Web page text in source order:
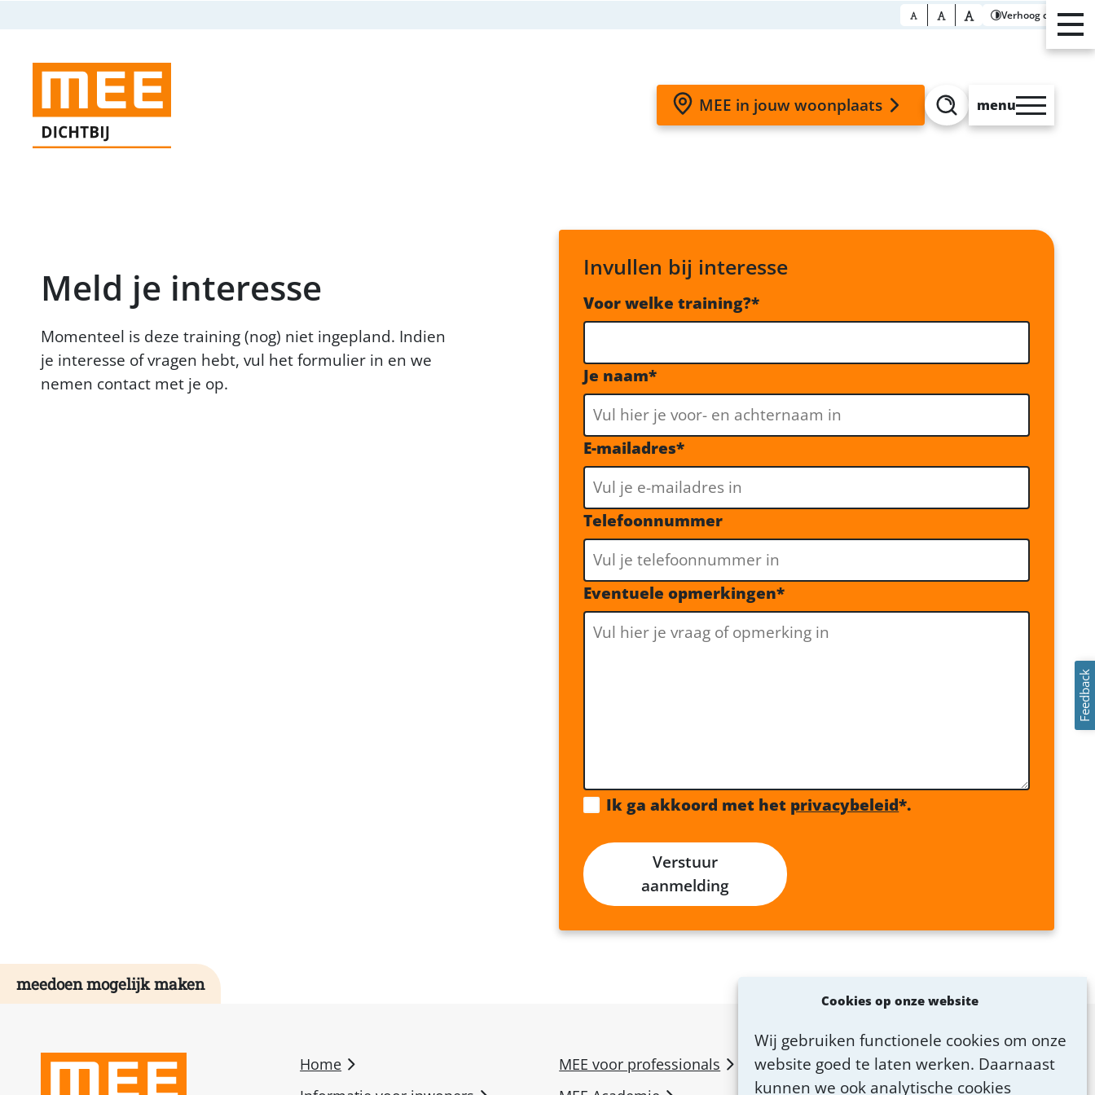
Cookies op onze website
Wij gebruiken functionele cookies om onze
website goed te laten werken. Daarnaast
kunnen we ook analytische cookies
Feedback
Verhoog contrast
MEE in jouw woonplaats Zoeken
menu
Meld je interesse
Momenteel is deze training (nog) niet ingepland. Indien
je interesse of vragen hebt, vul het formulier in en we
nemen contact met je op.
Invullen bij interesse
Voor welke training?*
Je naam*
E-mailadres*
Telefoonnummer
Eventuele opmerkingen*
Ik ga akkoord met het privacybeleid*.
Verstuur
aanmelding
Home
MEE voor professionals
meedoen mogelijk maken